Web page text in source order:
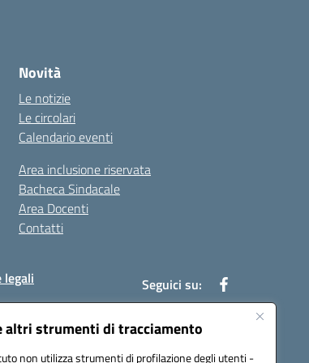
altri strumenti di tracciamento
non utilizza strumenti di profilazione degli utenti -
Novità
Le notizie
Le circolari
Calendario eventi
Area inclusione riservata
Bacheca Sindacale
Area Docenti
Contatti
legali Seguici su: